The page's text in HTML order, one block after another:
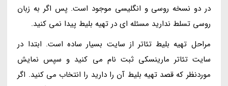
در دو نسخه روسی و انگلیسی موجود است. پس اگر به زبان
روسی تسلط ندارید مسئله ای در تهیه بلیط پیدا نمی کنید.
مراحل تهیه بلیط تئاتر از سایت بسیار ساده است. ابتدا در
سایت تئاتر مارینسکی ثبت نام می کنید و سپس نمایش
موردنظر که قصد تهیه بلیط آن را دارید را انتخاب می کنید. اگر